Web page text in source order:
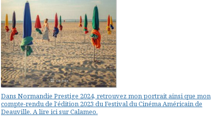
Dans Normandie Prestige 2024, retrouvez mon portrait ainsi que mon
compte-rendu de l'édition 2023 du Festival du Cinéma Américain de
Deauville. A lire ici sur Calameo.